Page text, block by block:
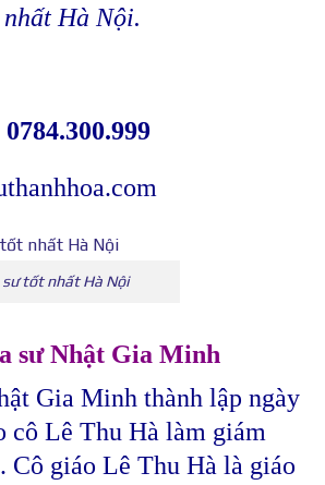
Hà Nội.
0784.300.999
tốt nhất Hà Nội
sư Nhật Gia Minh
Gia Minh thành lập ngày
cô Lê Thu Hà làm giám
Cô giáo Lê Thu Hà là giáo